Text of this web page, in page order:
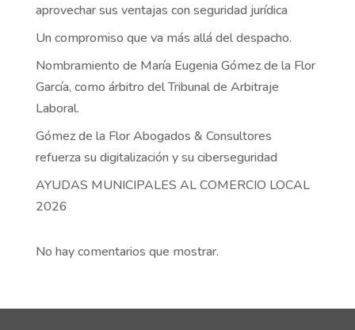
aprovechar sus ventajas con seguridad jurídica
Un compromiso que va más allá del despacho.
Nombramiento de María Eugenia Gómez de la Flor
García, como árbitro del Tribunal de Arbitraje
Laboral.
Gómez de la Flor Abogados & Consultores
refuerza su digitalización y su ciberseguridad
AYUDAS MUNICIPALES AL COMERCIO LOCAL
2026
No hay comentarios que mostrar.